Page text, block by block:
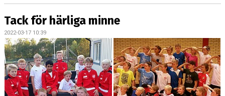
Tack för härliga minne
2022-03-17 10:39